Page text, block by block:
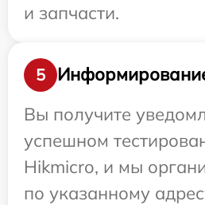
и запчасти.
5
Вы получите
успешном
Hikmicro, и мы
по указанному